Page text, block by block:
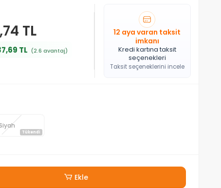
TL
TL (2.6 avantaj)
12 aya varan taksit
imkanı
Kredi kartına taksit
seçenekleri
Taksit seçeneklerini incele
Tükendi
Ekle